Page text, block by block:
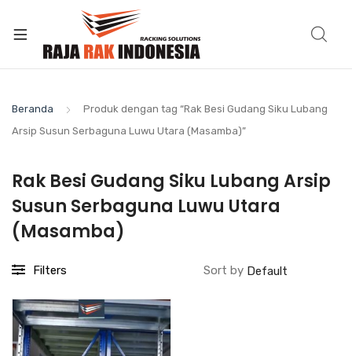
Beranda
Produk dengan tag “Rak Besi Gudang Siku Lubang
Arsip Susun Serbaguna Luwu Utara (Masamba)”
Rak Besi Gudang Siku Lubang Arsip
Susun Serbaguna Luwu Utara
(Masamba)
Filters Sort by